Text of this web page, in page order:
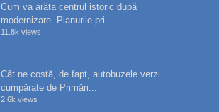
Cum va arăta centrul istoric după
modernizare. Planurile pri...
11.8k views
Cât ne costă, de fapt, autobuzele verzi
cumpărate de Primări...
2.6k views